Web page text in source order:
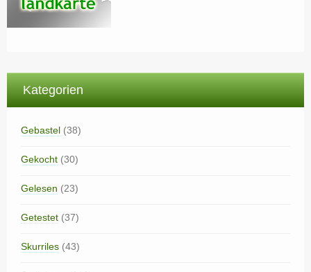
Kategorien
Gebastel (38)
Gekocht (30)
Gelesen (23)
Getestet (37)
Skurriles (43)